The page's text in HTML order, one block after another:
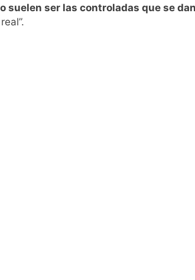
suelen ser las controladas que se